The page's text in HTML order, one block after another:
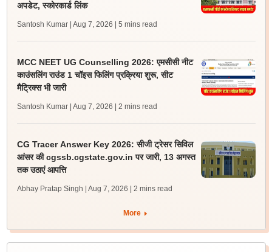
अपडेट, स्कोरकार्ड लिंक
Santosh Kumar | Aug 7, 2026 | 5 mins read
MCC NEET UG Counselling 2026: एमसीसी नीट
काउंसलिंग राउंड 1 चॉइस फिलिंग प्रक्रिया शुरू, सीट
मैट्रिक्स भी जारी
Santosh Kumar | Aug 7, 2026 | 2 mins read
CG Tracer Answer Key 2026: सीजी ट्रेसर सिविल
आंसर की cgssb.cgstate.gov.in पर जारी, 13 अगस्त
तक उठाएं आपत्ति
Abhay Pratap Singh | Aug 7, 2026 | 2 mins read
More